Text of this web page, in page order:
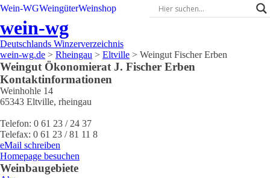
Wein-WGWeingüterWeinshop
wein-wg
Deutschlands Winzerverzeichnis
wein-wg.de > Rheingau > Eltville > Weingut Fischer Erben
Weingut Ökonomierat J. Fischer Erben
Kontaktinformationen
Weinhohle 14
65343 Eltville, rheingau
Telefon: 0 61 23 / 24 37
Telefax: 0 61 23 / 81 11 8
eMail schreiben
Homepage besuchen
Weinbaugebiete